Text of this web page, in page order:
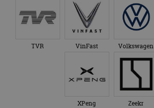
TVR VinFast Volkswagen
XPeng Zeekr